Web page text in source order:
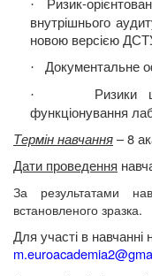
·
внутрішнього
новою версією
· Документальне
·
Ризики
функціонування
Термін навчання– 8
Дати проведення
За результатами
встановленого зразка.
Для участі в навчанні